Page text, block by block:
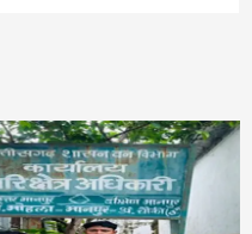
क्राइम छत्तीसगढ़ जांजगीर-चांपा
पामगढ़ रायपुर लेटेस्ट
में सामने आया 10.18 करोड़